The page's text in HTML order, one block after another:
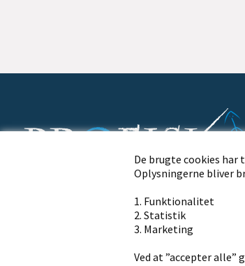
De brugte cookies
Oplysningerne bliver
1. Funktionalitet
2. Statistik
3. Marketing
Ved at ”accepter
Profisk.dk · Nørremøllevej 109 · 8800 Viborg
Ring til os på telefon
+45 86 62 21 13